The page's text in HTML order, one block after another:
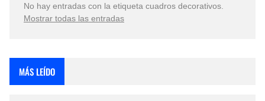
San Valentín Dibujos a Lápiz del 14 de Febrero
No hay entradas con la etiqueta cuadros decorativos
Mostrar todas las entradas
MÁS LEÍDO